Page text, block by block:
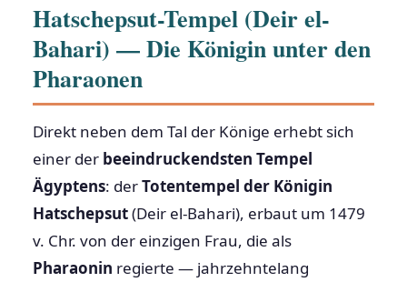
Hatschepsut-Tempel (Deir el-
Bahari) — Die Königin unter den
Pharaonen
Direkt neben dem Tal der Könige erhebt sich
einer der beeindruckendsten Tempel
Ägyptens: derTotentempel der Königin
Hatschepsut(Deir el-Bahari), erbaut um 1479
v. Chr. von der einzigen Frau, die als
Pharaonin regierte — jahrzehntelang